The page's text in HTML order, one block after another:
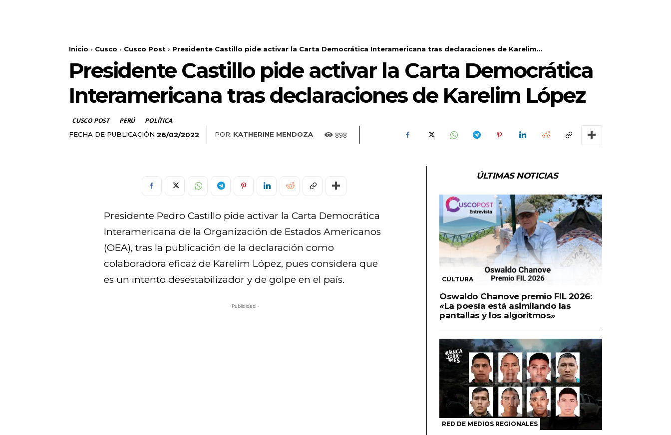
Inicio Cusco Cusco Post Presidente Castillo pide activar la Carta Democrática Interamericana tras declaraciones de Karelim...
Presidente Castillo pide activar la Carta Democrática
Interamericana tras declaraciones de Karelim López
CUSCO POST PERÚ POLÍTICA
FECHA DE PUBLICACIÓN 26/02/2022 POR: KATHERINE MENDOZA 898
Presidente Pedro Castillo pide activar la Carta Democrática
Interamericana de la Organización de Estados Americanos
(OEA), tras la publicación de la declaración como
colaboradora eficaz de Karelim López, pues considera que
es un intento desestabilizador y de golpe en el país.
- Publicidad -
ÚLTIMAS NOTICIAS
CULTURA
Oswaldo Chanove premio FIL 2026:
«La poesía está asimilando las
pantallas y los algoritmos»
RED DE MEDIOS REGIONALES